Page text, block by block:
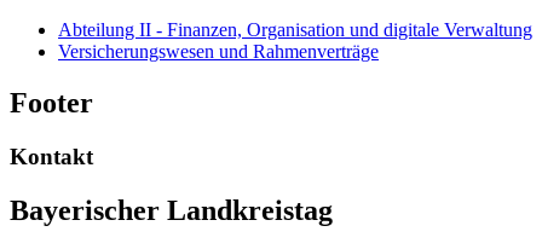
Abteilung II - Finanzen, Organisation und digitale Verwaltung
Versicherungswesen und Rahmenverträge
Footer
Kontakt
Bayerischer Landkreistag